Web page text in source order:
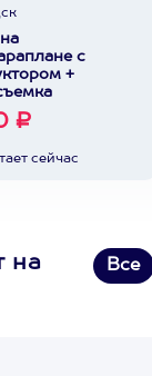
с
+
₽
сейчас
на
Все